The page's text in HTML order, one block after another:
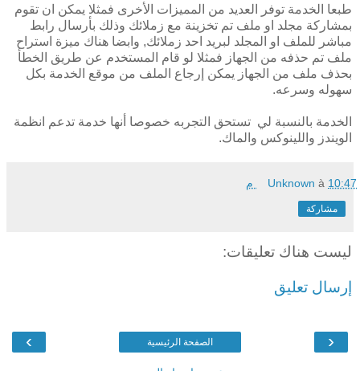
طبعا الخدمة توفر العديد من المميزات الأخرى فمثلا يمكن ان تقوم
بمشاركة مجلد او ملف تم تخزينة مع زملائك وذلك بأرسال رابط
مباشر للملف او المجلد لبريد احد زملائك, وابضا هناك ميزة استراح
ملف تم حذفه من الجهاز فمثلا لو قام المستخدم عن طريق الخطأ
بحذف ملف من الجهاز يمكن إرجاع الملف من موقع الخدمة بكل
سهوله وسرعه.
الخدمة بالنسبة لي تستحق التجربه خصوصا أنها خدمة تدعم انظمة
الويندز واللينوكس والماك.
Unknown à 10:47 م
مشاركة
ليست هناك تعليقات:
إرسال تعليق
‹
› الصفحة الرئيسية